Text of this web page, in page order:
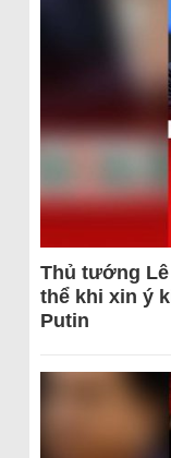
Thủ tướng
thể khi xin ý
Putin